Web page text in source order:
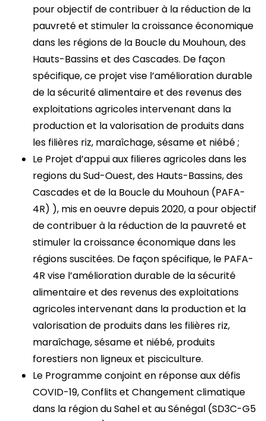
pour objectif de contribuer à la réduction de la
pauvreté et stimuler la croissance économique
dans les régions de la Boucle du Mouhoun, des
Hauts-Bassins et des Cascades. De façon
spécifique, ce projet vise l’amélioration durable
de la sécurité alimentaire et des revenus des
exploitations agricoles intervenant dans la
production et la valorisation de produits dans
les filières riz, maraîchage, sésame et niébé ;
Le Projet d’appui aux filieres agricoles dans les
regions du Sud-Ouest, des Hauts-Bassins, des
Cascades et de la Boucle du Mouhoun (PAFA-
4R) ), mis en oeuvre depuis 2020, a pour objectif
de contribuer à la réduction de la pauvreté et
stimuler la croissance économique dans les
régions suscitées. De façon spécifique, le PAFA-
4R vise l’amélioration durable de la sécurité
alimentaire et des revenus des exploitations
agricoles intervenant dans la production et la
valorisation de produits dans les filières riz,
maraîchage, sésame et niébé, produits
forestiers non ligneux et pisciculture.
Le Programme conjoint en réponse aux défis
COVID-19, Conflits et Changement climatique
dans la région du Sahel et au Sénégal (SD3C-G5